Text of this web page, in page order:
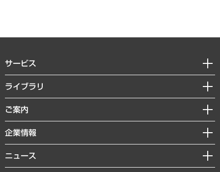
サービス
経営戦略
組織・人事戦略
デジタルイノベーション
共生・ダイバーシティ
GRC（ガバナンス・リスク・コンプライアンス）・防災（政策）
ライブラリ
経済調査
レポート
コラム
ご案内
セミナー・イベント情報
MUFGビジネスセミナー
受託案件情報
企業情報
私たちの想い
社長メッセージ
ニュース